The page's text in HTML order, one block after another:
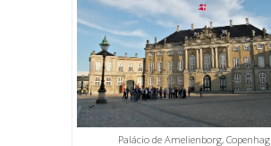
Palácio de Amelienborg,